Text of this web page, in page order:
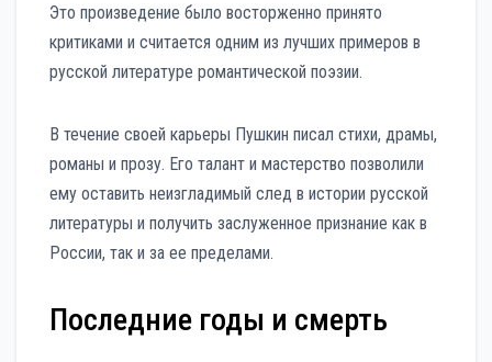
Это произведение было восторженно принято
критиками и считается одним из лучших примеров в
русской литературе романтической поэзии.
В течение своей карьеры Пушкин писал стихи, драмы,
романы и прозу. Его талант и мастерство позволили
ему оставить неизгладимый след в истории русской
литературы и получить заслуженное признание как в
России, так и за ее пределами.
Последние годы и смерть